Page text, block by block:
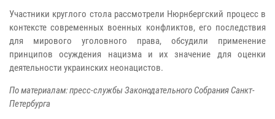
Участники круглого стола рассмотрели Нюрнбергский процесс в
контексте современных военных конфликтов, его последствия
для мирового уголовного права, обсудили применение
принципов осуждения нацизма и их значение для оценки
деятельности украинских неонацистов.
По материалам: пресс-службы Законодательного Собрания Санкт-
Петербурга